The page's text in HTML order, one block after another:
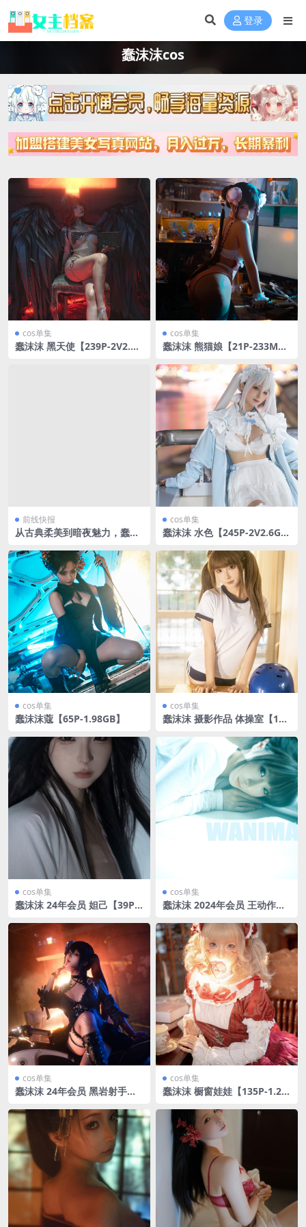
登录
蠢沫沫cos
cos单集
蠢沫沫 黑天使【239P-2V2.11
cos单集
蠢沫沫 熊猫娘【21P-233M
前线快报
从古典柔美到暗夜魅力，蠢沫
cos单集
蠢沫沫 水色【245P-2V2.6G
cos单集
蠢沫沫蔻【65P-1.98GB】
cos单集
蠢沫沫 摄影作品 体操室【105
cos单集
蠢沫沫 24年会员 妲己【39P-4
cos单集
蠢沫沫 2024年会员 王动作品
cos单集
蠢沫沫 24年会员 黑岩射手【3
cos单集
蠢沫沫 橱窗娃娃【135P-1.25